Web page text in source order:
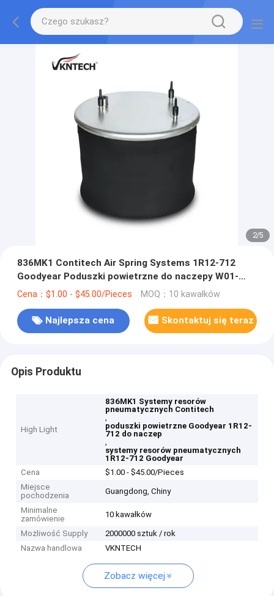
2/5
836MK1 Contitech Air Spring Systems 1R12-712
Goodyear Poduszki powietrzne do naczepy W01-
M58-8722
Cena：$1.00 - $45.00/Pieces MOQ：10 kawałków
Najlepsza cena Skontaktuj się teraz
Opis Produktu
High Light
836MK1 Systemy resorów
pneumatycznych Contitech
,
poduszki powietrzne Goodyear 1R12-
712 do naczep
,
systemy resorów pneumatycznych
1R12-712 Goodyear
Cena
$1.00 - $45.00/Pieces
Miejsce
pochodzenia
Guangdong, Chiny
Minimalne
zamówienie
10 kawałków
Możliwość Supply
2000000 sztuk / rok
Nazwa handlowa
VKNTECH
Zobacz więcej